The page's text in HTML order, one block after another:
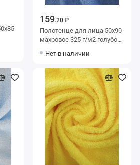
159.20 ₽
Полотенце для лица 50х90
махровое 325 г/м2 голубое
Нет в наличии